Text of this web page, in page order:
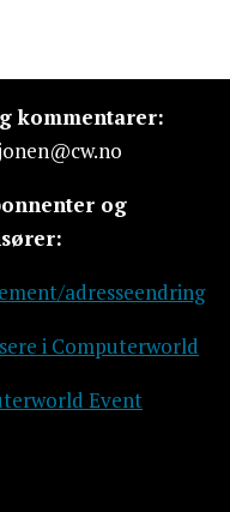
kommentarer:
og
adresseendring
i Computerworld
Event